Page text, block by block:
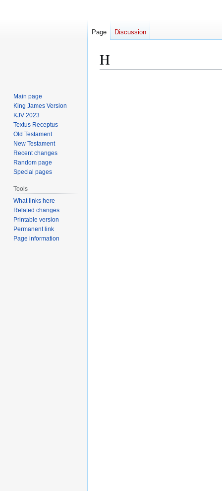
Η
Page Discussion
Main page
King James Version
KJV 2023
Textus Receptus
Old Testament
New Testament
Recent changes
Random page
Special pages
Tools
What links here
Related changes
Printable version
Permanent link
Page information